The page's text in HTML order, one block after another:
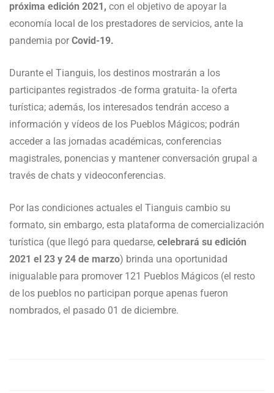
próxima edición 2021, con el objetivo de apoyar la
economía local de los prestadores de servicios, ante la
pandemia por Covid-19.
Durante el Tianguis, los destinos mostrarán a los
participantes registrados -de forma gratuita- la oferta
turística; además, los interesados tendrán acceso a
información y vídeos de los Pueblos Mágicos; podrán
acceder a las jornadas académicas, conferencias
magistrales, ponencias y mantener conversación grupal a
través de chats y videoconferencias.
Por las condiciones actuales el Tianguis cambio su
formato, sin embargo, esta plataforma de comercialización
turística (que llegó para quedarse, celebrará su edición
2021 el 23 y 24 de marzo) brinda una oportunidad
inigualable para promover 121 Pueblos Mágicos (el resto
de los pueblos no participan porque apenas fueron
nombrados, el pasado 01 de diciembre.